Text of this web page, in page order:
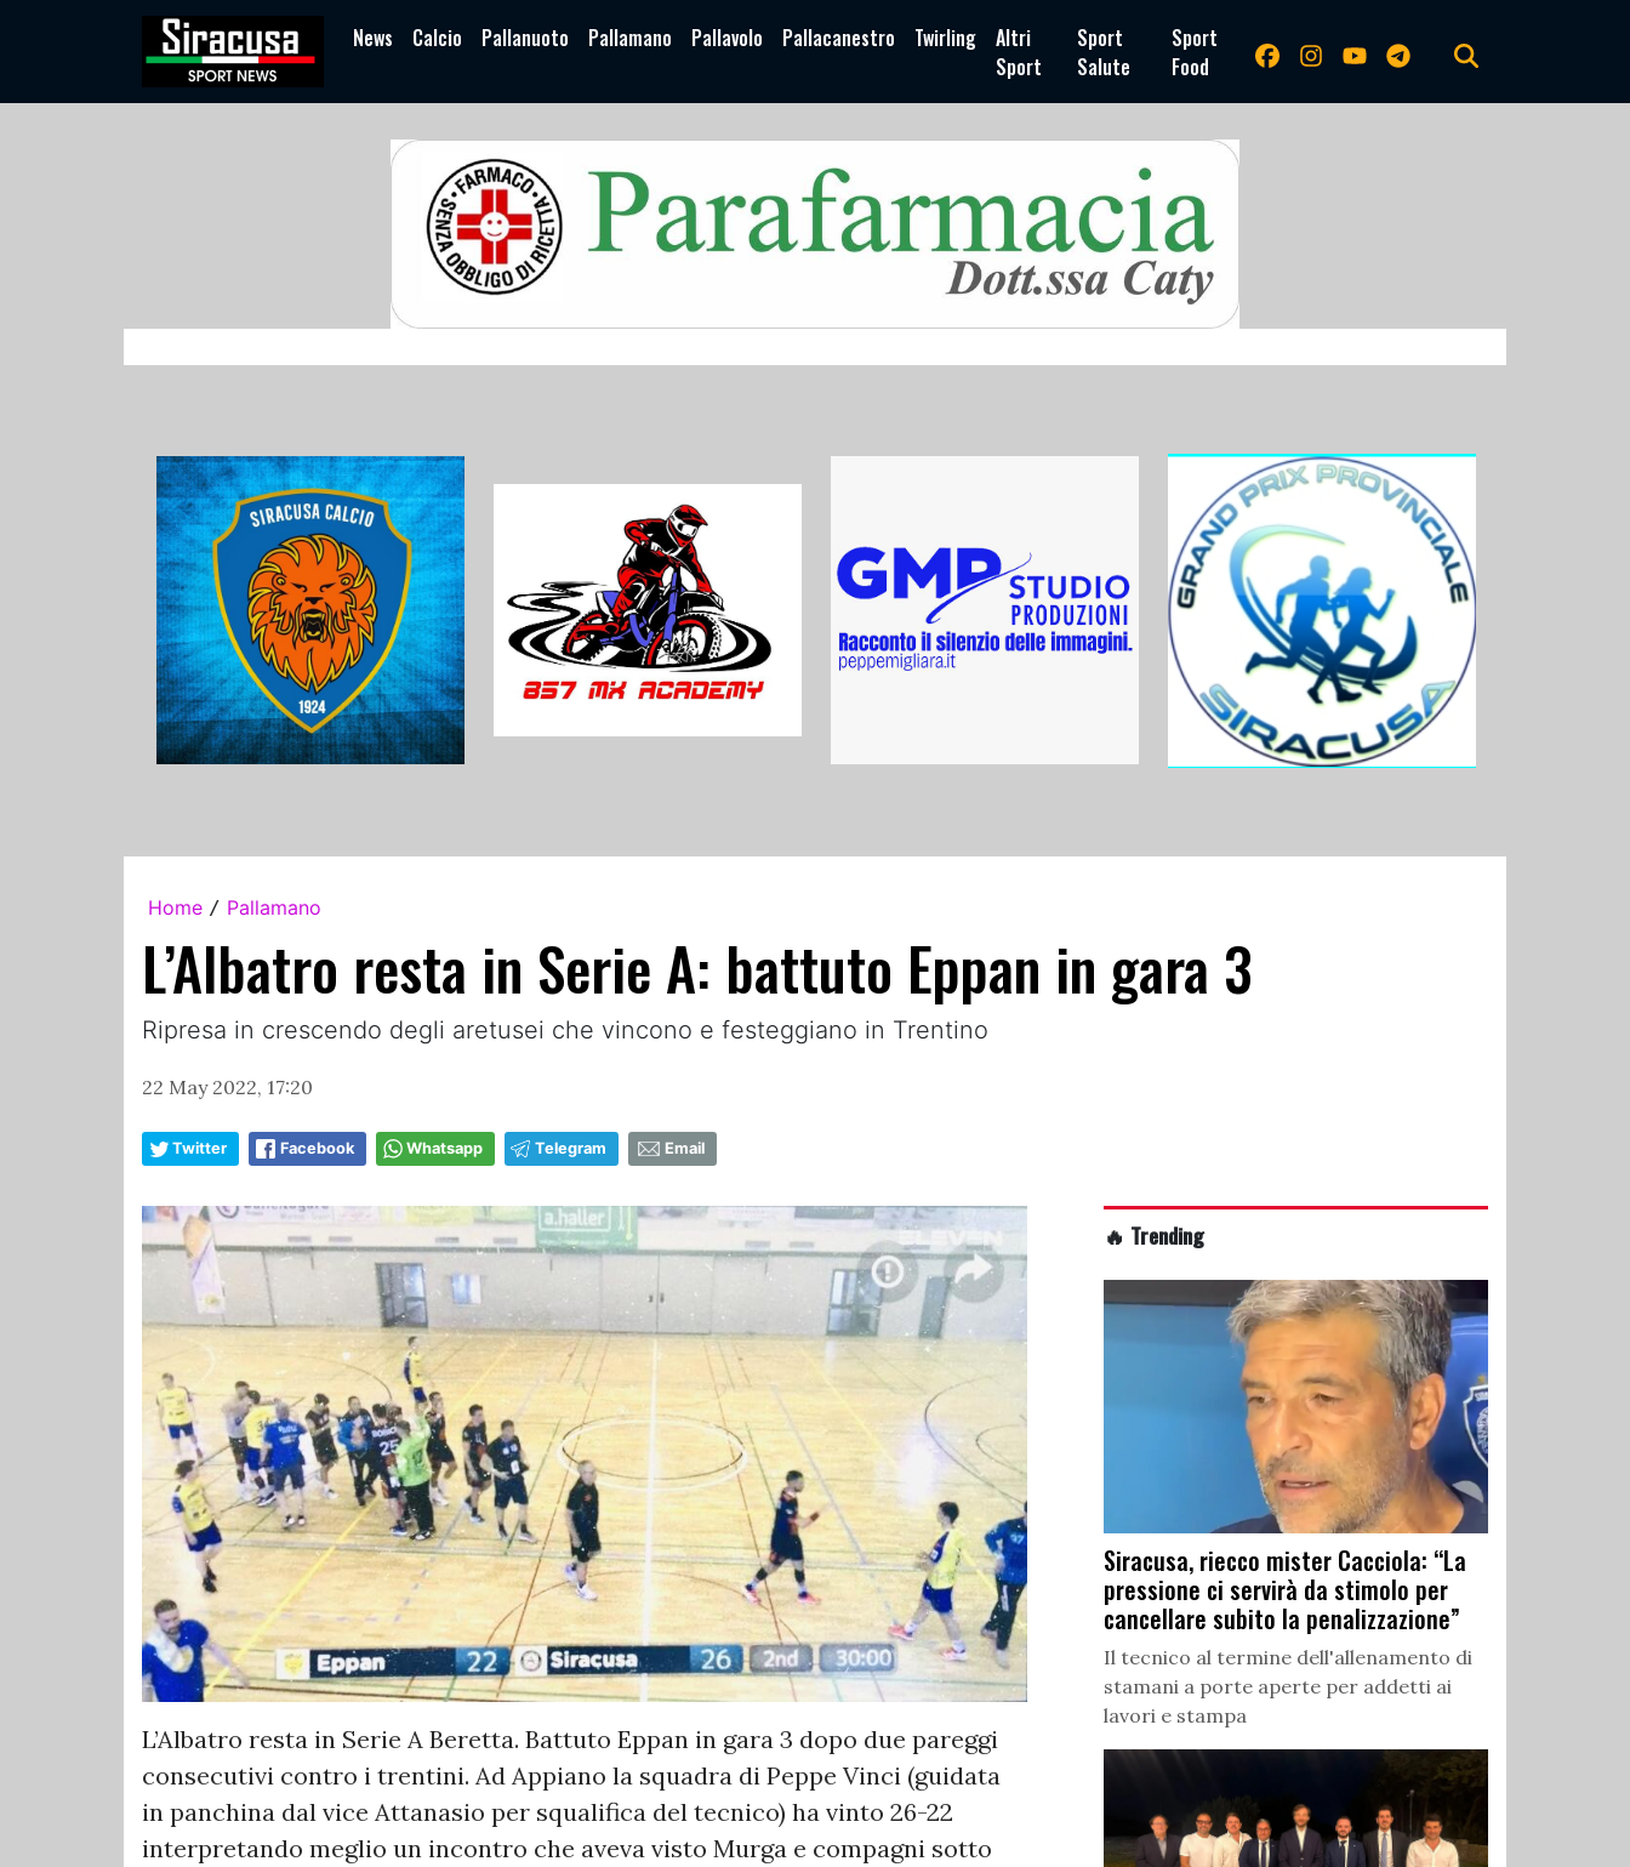
News Calcio Pallanuoto Pallamano Pallavolo Pallacanestro Twirling
Altri
Sport
Sport
Salute
Sport
Food
Home / Pallamano
L’Albatro resta in Serie A: battuto Eppan in gara 3
Ripresa in crescendo degli aretusei che vincono e festeggiano in Trentino
22 May 2022, 17:20
Twitter Facebook Whatsapp Telegram Email
L’Albatro resta in Serie A Beretta. Battuto Eppan in gara 3 dopo due pareggi
consecutivi contro i trentini. Ad Appiano la squadra di Peppe Vinci (guidata
in panchina dal vice Attanasio per squalifica del tecnico) ha vinto 26-22
interpretando meglio un incontro che aveva visto Murga e compagni sotto
🔥 Trending
Siracusa, riecco mister Cacciola: “La
pressione ci servirà da stimolo per
cancellare subito la penalizzazione”
Il tecnico al termine dell'allenamento di
stamani a porte aperte per addetti ai
lavori e stampa